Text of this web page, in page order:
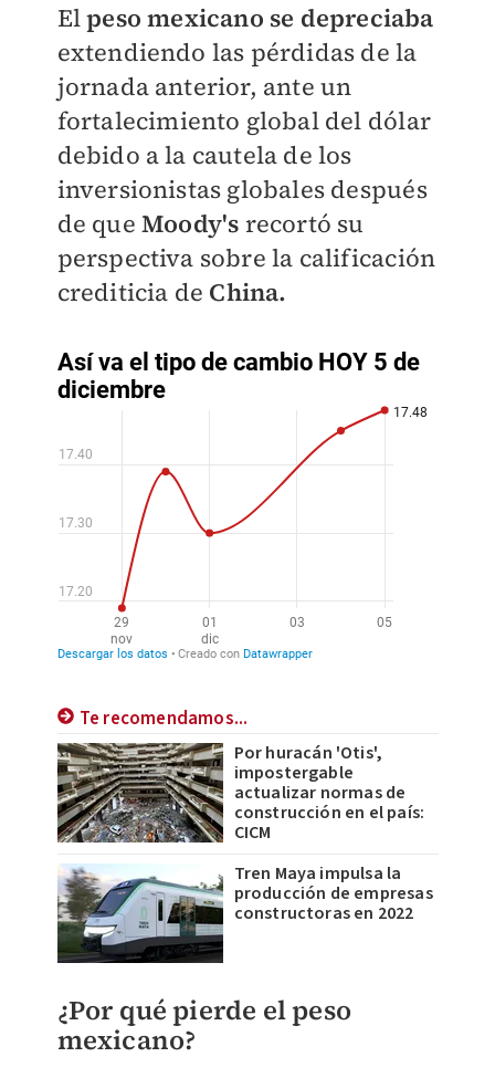
Elpeso mexicano se depreciaba
extendiendo las pérdidas de la
jornada anterior, ante un
fortalecimiento global del dólar
debido a la cautela de los
inversionistas globales después
de que Moody's recortó su
perspectiva sobre la calificación
crediticia de China.
Te recomendamos...
Por huracán 'Otis',
impostergable
actualizar normas de
construcción en el país:
CICM
Tren Maya impulsa la
producción de empresas
constructoras en 2022
¿Por qué pierde el peso
mexicano?